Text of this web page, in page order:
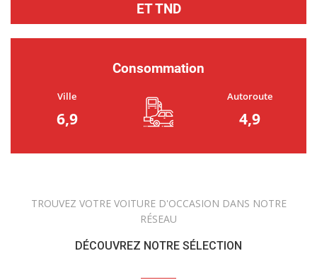
ET TND
Consommation
Ville
6,9
Autoroute
4,9
TROUVEZ VOTRE VOITURE D'OCCASION DANS NOTRE
RÉSEAU
DÉCOUVREZ NOTRE SÉLECTION